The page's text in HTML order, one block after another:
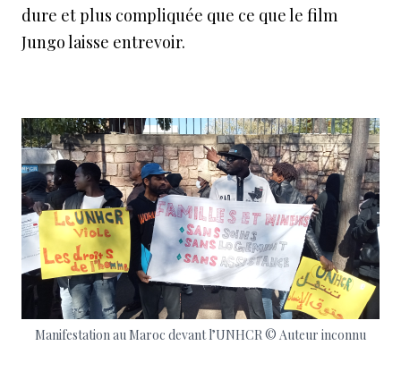
dure et plus compliquée que ce que le film
Jungo laisse entrevoir.
Manifestation au Maroc devant l’UNHCR © Auteur inconnu